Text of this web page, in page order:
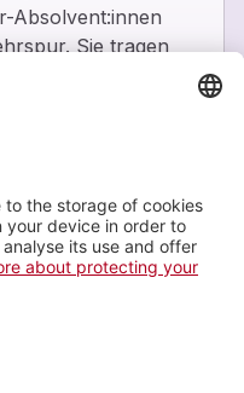
Absolvent:innen
Sie tragen
sich der Jazz
die Szene
Zürich